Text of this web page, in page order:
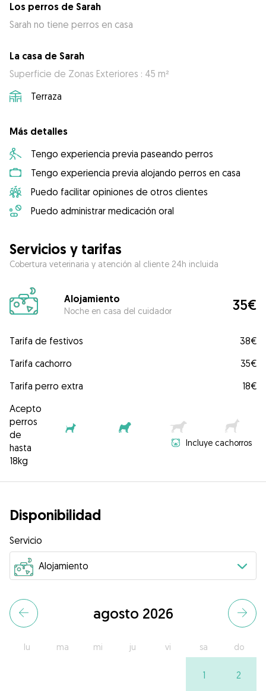
Los perros de Sarah
Sarah no tiene perros en casa
La casa de Sarah
Superficie de Zonas Exteriores : 45 m²
Terraza
Más detalles
Tengo experiencia previa paseando perros
Tengo experiencia previa alojando perros en casa
Puedo facilitar opiniones de otros clientes
Puedo administrar medicación oral
Servicios y tarifas
Cobertura veterinaria y atención al cliente 24h incluida
Alojamiento
Noche en casa del cuidador 35€
Tarifa de festivos
38€
Tarifa cachorro
35€
Tarifa perro extra
18€
Acepto
perros
de
hasta
18kg
Incluye cachorros
Disponibilidad
Servicio
agosto 2026
lu ma mi ju vi sa do
1 2